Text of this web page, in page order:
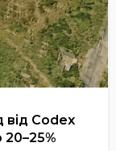
від Codex
20–25%